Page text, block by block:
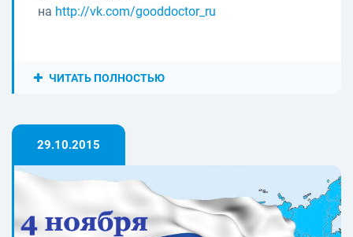
на http://vk.com/gooddoctor_ru
ЧИТАТЬ ПОЛНОСТЬЮ
29.10.2015